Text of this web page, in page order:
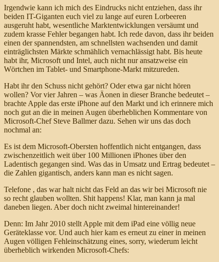
Irgendwie kann ich mich des Eindrucks nicht entziehen, dass ihr
beiden IT-Giganten euch viel zu lange auf euren Lorbeeren
ausgeruht habt, wesentliche Marktentwicklungen versäumt und
zudem krasse Fehler begangen habt. Ich rede davon, dass ihr beiden
einen der spannendsten, am schnellsten wachsenden und damit
einträglichsten Märkte schmählich vernachlässigt habt. Bis heute
habt ihr, Microsoft und Intel, auch nicht nur ansatzweise ein
Wörtchen im Tablet- und Smartphone-Markt mitzureden.
Habt ihr den Schuss nicht gehört? Oder etwa gar nicht hören
wollen? Vor vier Jahren – was Äonen in dieser Branche bedeutet –
brachte Apple das erste iPhone auf den Markt und ich erinnere mich
noch gut an die in meinen Augen überheblichen Kommentare von
Microsoft-Chef Steve Ballmer dazu. Sehen wir uns das doch
nochmal an:
Es ist dem Microsoft-Obersten hoffentlich nicht entgangen, dass
zwischenzeitlich weit über 100 Millionen iPhones über den
Ladentisch gegangen sind. Was das in Umsatz und Ertrag bedeutet –
die Zahlen gigantisch, anders kann man es nicht sagen.
Telefone , das war halt nicht das Feld an das wir bei Microsoft nie
so recht glauben wollten. Shit happens! Klar, man kann ja mal
daneben liegen. Aber doch nicht zweimal hintereinander!
Denn: Im Jahr 2010 stellt Apple mit dem iPad eine völlig neue
Geräteklasse vor. Und auch hier kam es erneut zu einer in meinen
Augen völligen Fehleinschätzung eines, sorry, wiederum leicht
überheblich wirkenden Microsoft-Chefs: